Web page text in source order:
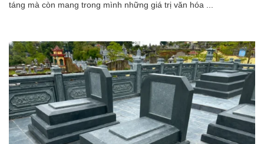
táng mà còn mang trong mình những giá trị văn hóa ...